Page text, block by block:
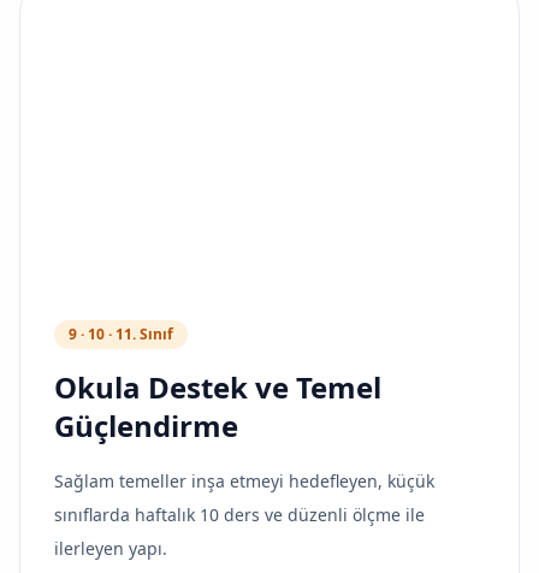
9 · 10 · 11. Sınıf
Okula Destek ve Temel
Güçlendirme
Sağlam temeller inşa etmeyi hedefleyen, küçük
sınıflarda haftalık 10 ders ve düzenli ölçme ile
ilerleyen yapı.